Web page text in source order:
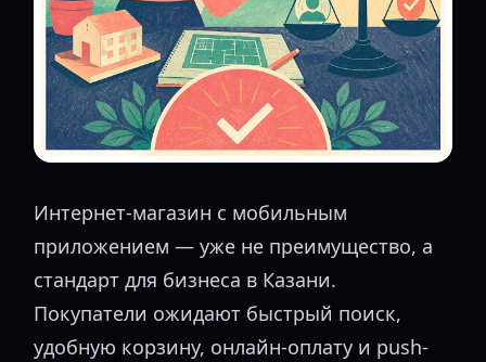
Интернет-магазин с мобильным
приложением — уже не преимущество, а
стандарт для бизнеса в Казани.
Покупатели ожидают быстрый поиск,
удобную корзину, онлайн-оплату и push-